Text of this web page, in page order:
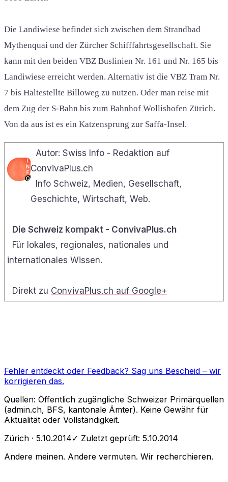
Die Landiwiese befindet sich zwischen dem Strandbad
Mythenquai und der Zürcher Schifffahrtsgesellschaft. Sie
kann mit den beiden VBZ Buslinien Nr. 161 und Nr. 165 bis
Landiwiese erreicht werden. Alternativ ist die VBZ Tram Nr.
7 bis Haltestellte Billoweg zu nutzen. Oder man reise mit
dem Zug der S-Bahn bis zum Bahnhof Wollishofen Zürich.
Von da aus ist es ein Katzensprung zur Saffa-Insel.
Autor: Swiss Info - Redaktion auf
ConvivaPlus.ch
Info Schweiz, Medien, Gesellschaft,
Geschichte, Wirtschaft, Web.
Die Schweiz kompakt - ConvivaPlus.ch
Für lokales, regionales, nationales und
internationales Wissen.
Direkt zu ConvivaPlus.ch auf Google+
Fehler entdeckt oder Feedback? Sag uns Bescheid – wir
korrigieren das.
Quellen: Öffentlich zugängliche Schweizer Primärquellen
(admin.ch, BFS, kantonale Ämter). Keine Gewähr für
Aktualität oder Vollständigkeit.
Zürich · 5.10.2014✓ Zuletzt geprüft: 5.10.2014
Andere meinen. Andere vermuten. Wir recherchieren.